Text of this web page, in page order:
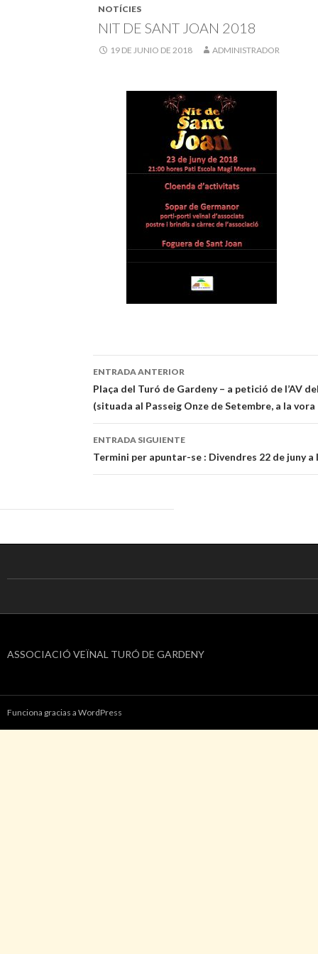
NOTÍCIES
NIT DE SANT JOAN 2018
19 DE JUNIO DE 2018 ADMINISTRADOR
Navegación
de
entradas
ENTRADA ANTERIOR
Plaça del Turó de Gardeny – a petició de l’AV
(situada al Passeig Onze de Setembre, a la vora
ENTRADA SIGUIENTE
Termini per apuntar-se : Divendres 22 de juny a
ASSOCIACIÓ VEÏNAL TURÓ DE GARDENY
Funciona gracias a WordPress